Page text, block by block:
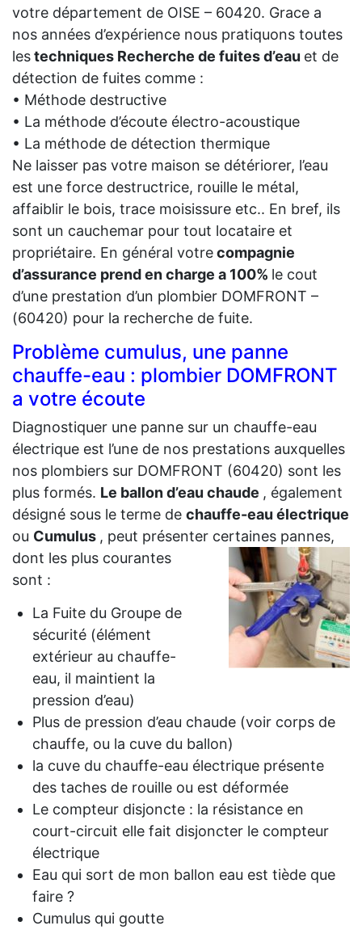
votre département de OISE – 60420. Grace a
nos années d’expérience nous pratiquons toutes
lestechniques Recherche de fuites d’eau et de
détection de fuites comme :
• Méthode destructive
• La méthode d’écoute électro-acoustique
• La méthode de détection thermique
Ne laisser pas votre maison se détériorer, l’eau
est une force destructrice, rouille le métal,
affaiblir le bois, trace moisissure etc.. En bref, ils
sont un cauchemar pour tout locataire et
propriétaire. En général votrecompagnie
d’assurance prend en charge a 100% le cout
d’une prestation d’un plombier DOMFRONT –
(60420) pour la recherche de fuite.
Problème cumulus, une panne
chauffe-eau : plombier DOMFRONT
a votre écoute
Diagnostiquer une panne sur un chauffe-eau
électrique est l’une de nos prestations auxquelles
nos plombiers sur DOMFRONT (60420) sont les
plus formés. Le ballon d’eau chaude , également
désigné sous le terme de chauffe-eau électrique
ou Cumulus , peut présenter certaines pannes,
dont les plus courantes
sont :
La Fuite du Groupe de
sécurité (élément
extérieur au chauffe-
eau, il maintient la
pression d’eau)
Plus de pression d’eau chaude (voir corps de
chauffe, ou la cuve du ballon)
la cuve du chauffe-eau électrique présente
des taches de rouille ou est déformée
Le compteur disjoncte : la résistance en
court-circuit elle fait disjoncter le compteur
électrique
Eau qui sort de mon ballon eau est tiède que
faire ?
Cumulus qui goutte